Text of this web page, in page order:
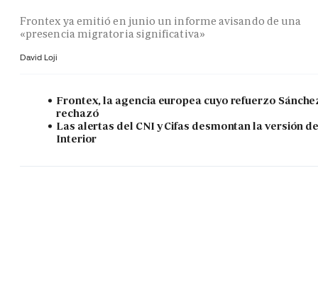
Frontex ya emitió en junio un informe avisando de una
«presencia migratoria significativa»
David Loji
Frontex, la agencia europea cuyo refuerzo
rechazó
Las alertas del CNI y Cifas desmontan la versión
Interior